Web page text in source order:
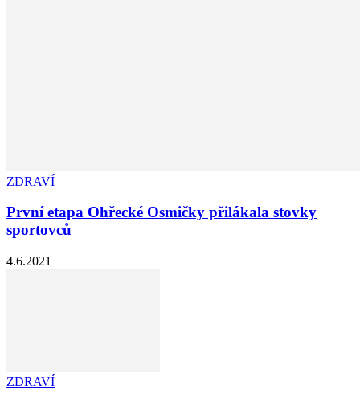
ZDRAVÍ
První etapa Ohřecké Osmičky přilákala stovky
sportovců
4.6.2021
ZDRAVÍ